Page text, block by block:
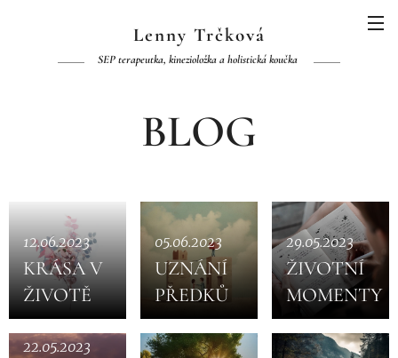
Lenny Trčková
SEP terapeutka, kinezioložka a holistická koučka
BLOG
12.06.2023
KRÁSA V
ŽIVOTĚ
05.06.2023
UZNÁNÍ
PŘEDKŮ
29.05.2023
ŽIVOTNÍ
MOMENTY
22.05.2023